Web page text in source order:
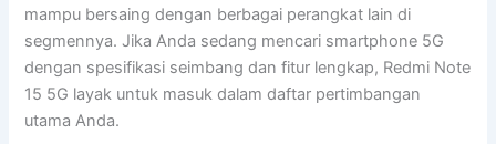
mampu bersaing dengan berbagai perangkat lain di
segmennya. Jika Anda sedang mencari smartphone 5G
dengan spesifikasi seimbang dan fitur lengkap, Redmi Note
15 5G layak untuk masuk dalam daftar pertimbangan
utama Anda.